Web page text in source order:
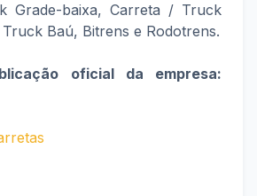
Grade-baixa, Carreta / Truck
Baú, Bitrens e Rodotrens.
oficial da empresa: